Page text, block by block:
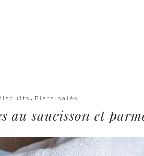
, Plats salés
au saucisson et